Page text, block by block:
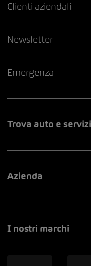
Clienti aziendali
Newsletter
Emergenza
Trova auto e servizi
Azienda
I nostri marchi